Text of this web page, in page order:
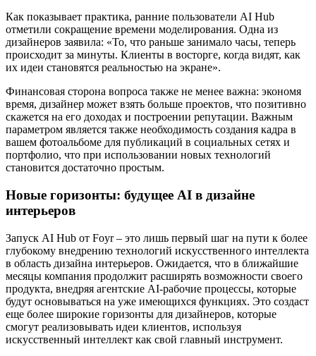
Как показывает практика, ранние пользователи AI Hub
отметили сокращение времени моделирования. Одна из
дизайнеров заявила: «То, что раньше занимало часы, теперь
происходит за минуты. Клиенты в восторге, когда видят, как
их идеи становятся реальностью на экране».
Финансовая сторона вопроса также не менее важна: экономя
время, дизайнер может взять больше проектов, что позитивно
скажется на его доходах и построении репутации. Важным
параметром является также необходимость создания кадра в
вашем фотоальбоме для публикаций в социальных сетях и
портфолио, что при использовании новых технологий
становится достаточно простым.
Новые горизонты: будущее AI в дизайне
интерьеров
Запуск AI Hub от Foyr – это лишь первый шаг на пути к более
глубокому внедрению технологий искусственного интеллекта
в область дизайна интерьеров. Ожидается, что в ближайшие
месяцы компания продолжит расширять возможности своего
продукта, внедряя агентские AI-рабочие процессы, которые
будут основываться на уже имеющихся функциях. Это создаст
еще более широкие горизонты для дизайнеров, которые
смогут реализовывать идеи клиентов, используя
искусственный интеллект как свой главный инструмент.